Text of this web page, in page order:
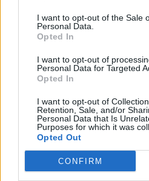
I want to opt-out of the Sale
Personal Data.
Opted In
I want to opt-out of
Personal Data for Targeted
Opted In
I want to opt-out of
Retention, Sale, and/or
Personal Data that Is
Purposes for which it was
Opted Out
CONFIRM
V. Zalužno pasisakymą laiko
Ukrainos politikoje: jis yra
vaizdas pribloškia
Žinios | Lietuvos diena
Visi